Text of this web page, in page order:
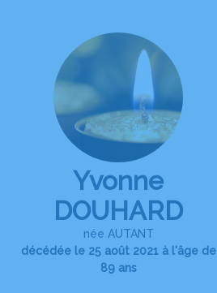
Yvonne
DOUHARD
née AUTANT
décédée le 25 août 2021 à l'âge de
89 ans